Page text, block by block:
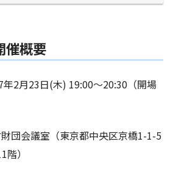
催概要
2月23日(木) 19:00〜20:30（開場
団会議室（東京都中央区京橋1-1-5
）